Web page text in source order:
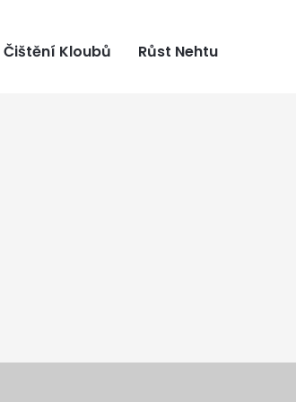
Čištění Kloubů Růst Nehtu